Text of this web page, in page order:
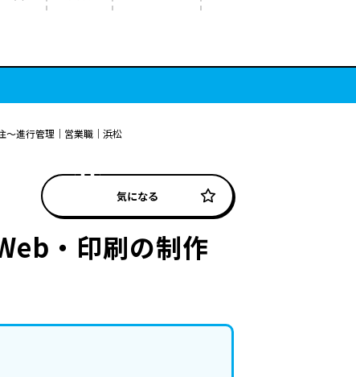
〜進行管理｜営業職｜浜松
気になる
・印刷の制作